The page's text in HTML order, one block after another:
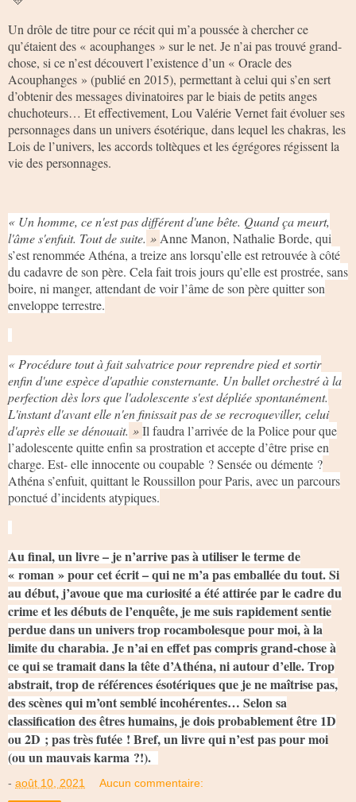
Un drôle de titre pour ce récit qui m’a poussée à chercher ce
qu’étaient des « acouphanges » sur le net. Je n’ai pas trouvé grand-
chose, si ce n’est découvert l’existence d’un « Oracle des
Acouphanges » (publié en 2015), permettant à celui qui s’en sert
d’obtenir des messages divinatoires par le biais de petits anges
chuchoteurs… Et effectivement, Lou Valérie Vernet fait évoluer ses
personnages dans un univers ésotérique, dans lequel les chakras, les
Lois de l’univers, les accords toltèques et les égrégores régissent la
vie des personnages.
« Un homme, ce n'est pas différent d'une bête. Quand ça meurt,
l'âme s'enfuit. Tout de suite. » Anne Manon, Nathalie Borde, qui
s’est renommée Athéna, a treize ans lorsqu’elle est retrouvée à côté
du cadavre de son père. Cela fait trois jours qu’elle est prostrée, sans
boire, ni manger, attendant de voir l’âme de son père quitter son
enveloppe terrestre.
« Procédure tout à fait salvatrice pour reprendre pied et sortir
enfin d'une espèce d'apathie consternante. Un ballet orchestré à la
perfection dès lors que l'adolescente s'est dépliée spontanément.
L'instant d'avant elle n'en finissait pas de se recroqueviller, celui
d'après elle se dénouait. »Il faudra l’arrivée de la Police pour que
l’adolescente quitte enfin sa prostration et accepte d’être prise en
charge. Est- elle innocente ou coupable ? Sensée ou démente ?
Athéna s’enfuit, quittant le Roussillon pour Paris, avec un parcours
ponctué d’incidents atypiques.
Au final, un livre – je n’arrive pas à utiliser le terme de
« roman » pour cet écrit – qui ne m’a pas emballée du tout. Si
au début, j’avoue que ma curiosité a été attirée par le cadre du
crime et les débuts de l’enquête, je me suis rapidement sentie
perdue dans un univers trop rocambolesque pour moi, à la
limite du charabia. Je n’ai en effet pas compris grand-chose à
ce qui se tramait dans la tête d’Athéna, ni autour d’elle. Trop
abstrait, trop de références ésotériques que je ne maîtrise pas,
des scènes qui m’ont semblé incohérentes… Selon sa
classification des êtres humains, je dois probablement être 1D
ou 2D ; pas très futée ! Bref, un livre qui n’est pas pour moi
(ou un mauvais karma ?!).
- août 10, 2021 Aucun commentaire: